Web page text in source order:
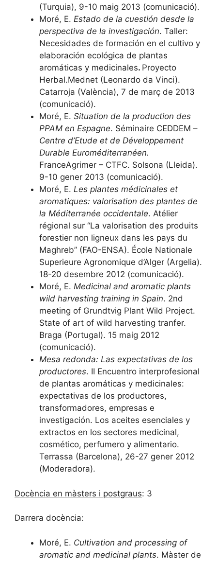
(Turquia), 9-10 maig 2013 (comunicació).
Moré, E. Estado de la cuestión desde la
perspectiva de la investigación. Taller:
Necesidades de formación en el cultivo y
elaboración ecológica de plantas
aromáticas y medicinales. Proyecto
Herbal.Mednet (Leonardo da Vinci).
Catarroja (València), 7 de març de 2013
(comunicació).
Moré, E. Situation de la production des
PPAM en Espagne. Séminaire CEDDEM –
Centre d’Etude et de Développement
Durable Euroméditerranéen.
FranceAgrimer – CTFC. Solsona (Lleida).
9-10 gener 2013 (comunicació).
Moré, E. Les plantes médicinales et
aromatiques: valorisation des plantes de
la Méditerranée occidentale. Atélier
régional sur “La valorisation des produits
forestier non ligneux dans les pays du
Maghreb” (FAO-ENSA). École Nationale
Superieure Agronomique d’Alger (Argelia).
18-20 desembre 2012 (comunicació).
Moré, E. Medicinal and aromatic plants
wild harvesting training in Spain. 2nd
meeting of Grundtvig Plant Wild Project.
State of art of wild harvesting tranfer.
Braga (Portugal). 15 maig 2012
(comunicació).
Mesa redonda: Las expectativas de los
productores. II Encuentro interprofesional
de plantas aromáticas y medicinales:
expectativas de los productores,
transformadores, empresas e
investigación. Los aceites esenciales y
extractos en los sectores medicinal,
cosmético, perfumero y alimentario.
Terrassa (Barcelona), 26-27 gener 2012
(Moderadora).
Docència en màsters i postgraus: 3
Darrera docència:
Moré, E. Cultivation and processing of
aromatic and medicinal plants. Màster de